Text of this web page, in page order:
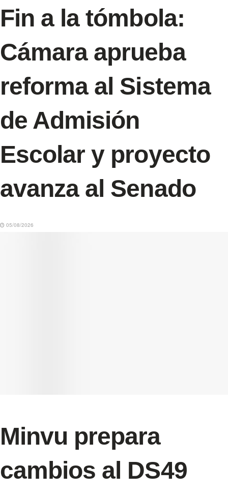
Fin a la tómbola:
Cámara aprueba
reforma al Sistema
de Admisión
Escolar y proyecto
avanza al Senado
05/08/2026
Minvu prepara
cambios al DS49